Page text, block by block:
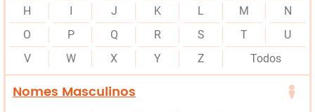
H
I J K L M
N
O
P Q R S T
U
V
W X Y Z Todos
Nomes Masculinos